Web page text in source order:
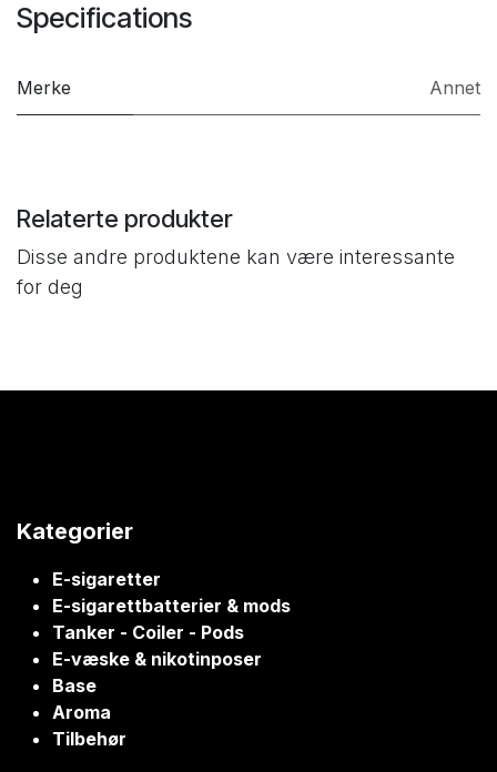
Specifications
Merke Annet
Relaterte produkter
Disse andre produktene kan være interessante
for deg
Kategorier
E-sigaretter
E-sigarettbatterier & mods
Tanker - Coiler - Pods
E-væske & nikotinposer
Base
Aroma
Tilbehør